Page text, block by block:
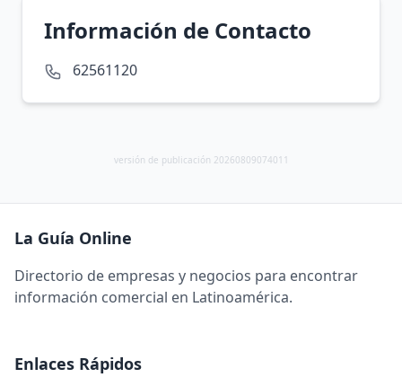
Información de Contacto
62561120
versión de publicación 20260809074011
La Guía Online
Directorio de empresas y negocios para encontrar
información comercial en Latinoamérica.
Enlaces Rápidos